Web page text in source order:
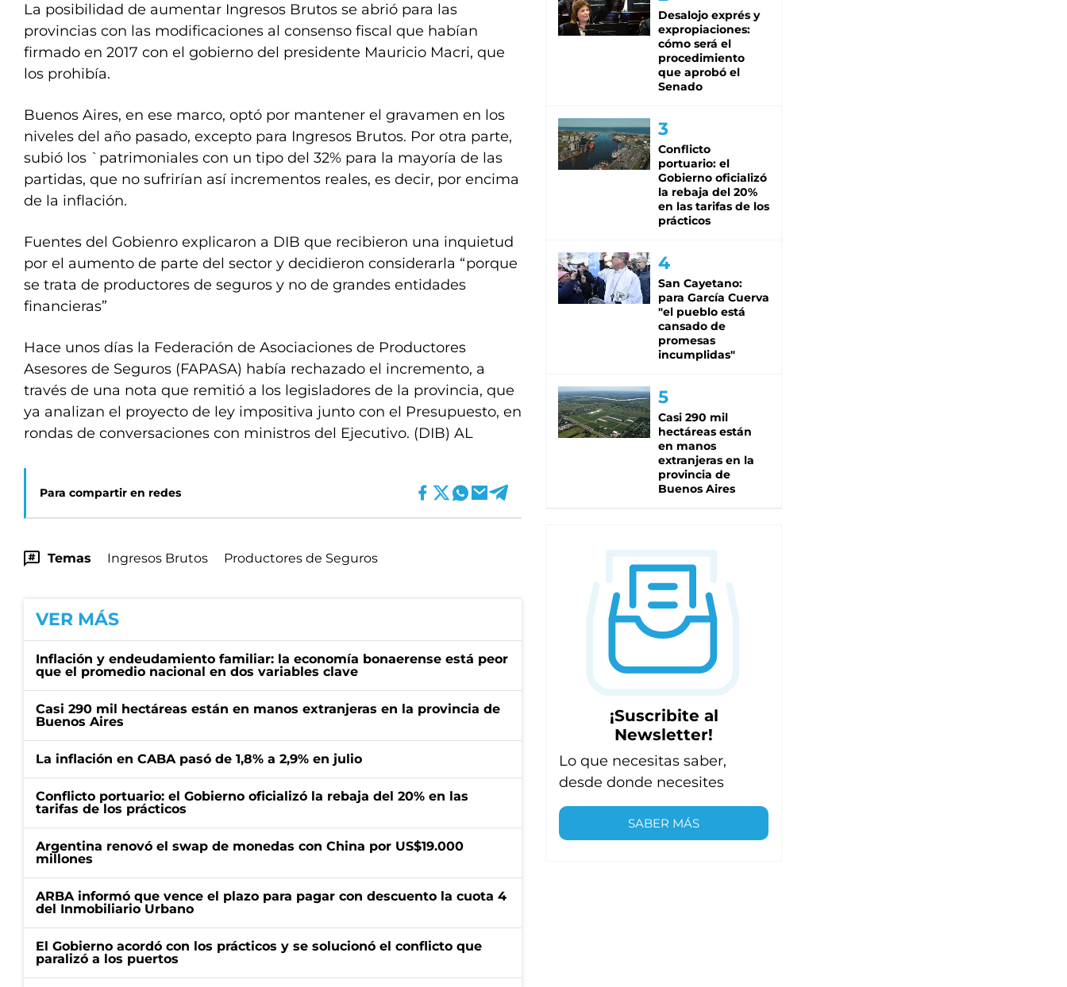
La posibilidad de aumentar Ingresos Brutos se abrió para las
provincias con las modificaciones al consenso fiscal que habían
firmado en 2017 con el gobierno del presidente Mauricio Macri, que
los prohibía.
Buenos Aires, en ese marco, optó por mantener el gravamen en los
niveles del año pasado, excepto para Ingresos Brutos. Por otra parte,
subió los `patrimoniales con un tipo del 32% para la mayoría de las
partidas, que no sufrirían así incrementos reales, es decir, por encima
de la inflación.
Fuentes del Gobienro explicaron a DIB que recibieron una inquietud
por el aumento de parte del sector y decidieron considerarla “porque
se trata de productores de seguros y no de grandes entidades
financieras”
Hace unos días la Federación de Asociaciones de Productores
Asesores de Seguros (FAPASA) había rechazado el incremento, a
través de una nota que remitió a los legisladores de la provincia, que
ya analizan el proyecto de ley impositiva junto con el Presupuesto, en
rondas de conversaciones con ministros del Ejecutivo. (DIB) AL
Para compartir en redes
Temas Ingresos Brutos Productores de Seguros
VER MÁS
Inflación y endeudamiento familiar: la economía bonaerense está peor
que el promedio nacional en dos variables clave
Casi 290 mil hectáreas están en manos extranjeras en la provincia de
Buenos Aires
La inflación en CABA pasó de 1,8% a 2,9% en julio
Conflicto portuario: el Gobierno oficializó la rebaja del 20% en las
tarifas de los prácticos
Argentina renovó el swap de monedas con China por US$19.000
millones
ARBA informó que vence el plazo para pagar con descuento la cuota 4
del Inmobiliario Urbano
El Gobierno acordó con los prácticos y se solucionó el conflicto que
paralizó a los puertos
Desalojo exprés y
expropiaciones:
cómo será el
procedimiento
que aprobó el
Senado
Conflicto
portuario: el
Gobierno oficializó
la rebaja del 20%
en las tarifas de los
prácticos
San Cayetano:
para García Cuerva
"el pueblo está
cansado de
promesas
incumplidas"
Casi 290 mil
hectáreas están
en manos
extranjeras en la
provincia de
Buenos Aires
¡Suscribite al
Newsletter!
Lo que necesitas saber,
desde donde necesites
SABER MÁS